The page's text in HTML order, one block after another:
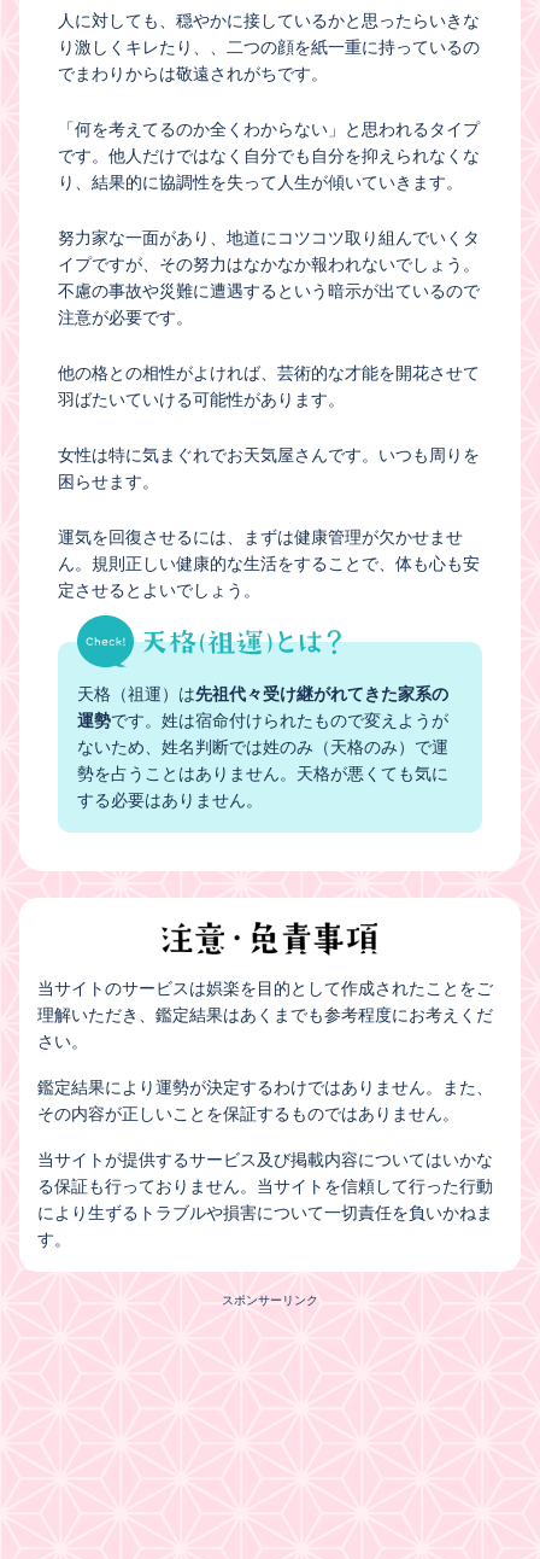
人に対しても、穏やかに接しているかと思ったらいきな
り激しくキレたり、、二つの顔を紙一重に持っているの
でまわりからは敬遠されがちです。
「何を考えてるのか全くわからない」と思われるタイプ
です。他人だけではなく自分でも自分を抑えられなくな
り、結果的に協調性を失って人生が傾いていきます。
努力家な一面があり、地道にコツコツ取り組んでいくタ
イプですが、その努力はなかなか報われないでしょう。
不慮の事故や災難に遭遇するという暗示が出ているので
注意が必要です。
他の格との相性がよければ、芸術的な才能を開花させて
羽ばたいていける可能性があります。
女性は特に気まぐれでお天気屋さんです。いつも周りを
困らせます。
運気を回復させるには、まずは健康管理が欠かせませ
ん。規則正しい健康的な生活をすることで、体も心も安
定させるとよいでしょう。
天格（祖運）は先祖代々受け継がれてきた家系の
運勢です。姓は宿命付けられたもので変えようが
ないため、姓名判断では姓のみ（天格のみ）で運
勢を占うことはありません。天格が悪くても気に
する必要はありません。
当サイトのサービスは娯楽を目的として作成されたことをご
理解いただき、鑑定結果はあくまでも参考程度にお考えくだ
さい。
鑑定結果により運勢が決定するわけではありません。また、
その内容が正しいことを保証するものではありません。
当サイトが提供するサービス及び掲載内容についてはいかな
る保証も行っておりません。当サイトを信頼して行った行動
により生ずるトラブルや損害について一切責任を負いかねま
す。
スポンサーリンク